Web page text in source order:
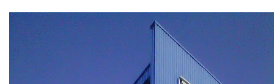
ECO-NOMY
INDUSTRIA VERDE
FOOD&TRAVEL